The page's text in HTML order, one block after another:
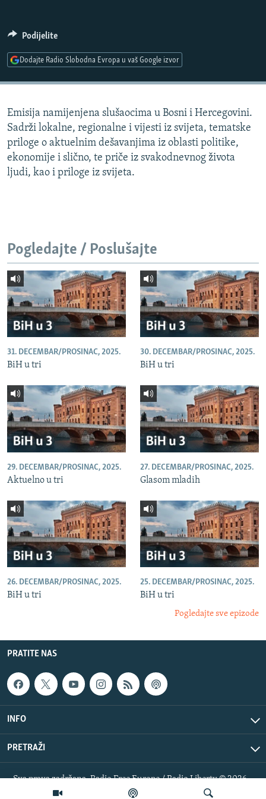
DNEVNO@RSE
SPECIJALI RSE
POPLAVE I KLIZIŠTA U BIH 2024.
TV LIBERTY
POST SCRIPTUM
NASTANAK I RASPAD JUGOSLAVIJE
PRATITE NAS
Sve RFE/RL stranice
Podijelite
Dodajte Radio Slobodna Evropa u vaš Google izvor
Emisija namijenjena slušaocima u Bosni i Hercegovini.
Sadrži lokalne, regionalne i vijesti iz svijeta, tematske
priloge o aktuelnim dešavanjima iz oblasti politike,
ekonomije i slično, te priče iz svakodnevnog života
ljudi, kao i priloge iz svijeta.
Pogledajte / Poslušajte
31. DECEMBAR/PROSINAC, 2025.
BiH u tri
30. DECEMBAR/PROSINAC, 2025.
BiH u tri
29. DECEMBAR/PROSINAC, 2025.
Aktuelno u tri
27. DECEMBAR/PROSINAC, 2025.
Glasom mladih
26. DECEMBAR/PROSINAC, 2025.
BiH u tri
25. DECEMBAR/PROSINAC, 2025.
BiH u tri
Pogledajte sve epizode
PRATITE NAS
INFO
PRETRAŽI
Sva prava zadržana. Radio Free Europe / Radio Liberty © 2026
RFE/RL, Inc.